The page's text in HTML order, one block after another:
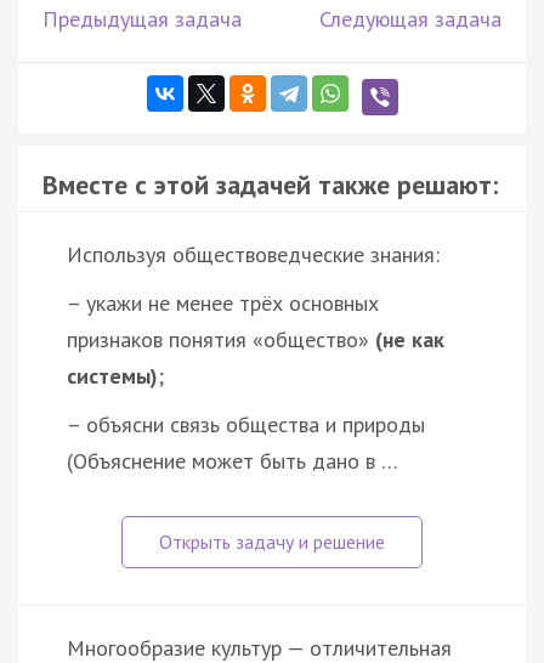
Предыдущая задача Следующая задача
Вместе с этой задачей также решают:
Используя обществоведческие знания:
– укажи не менее трёх основных
признаков понятия «общество» (не как
системы);
– объясни связь общества и природы
(Объяснение может быть дано в …
Многообразие культур — отличительная